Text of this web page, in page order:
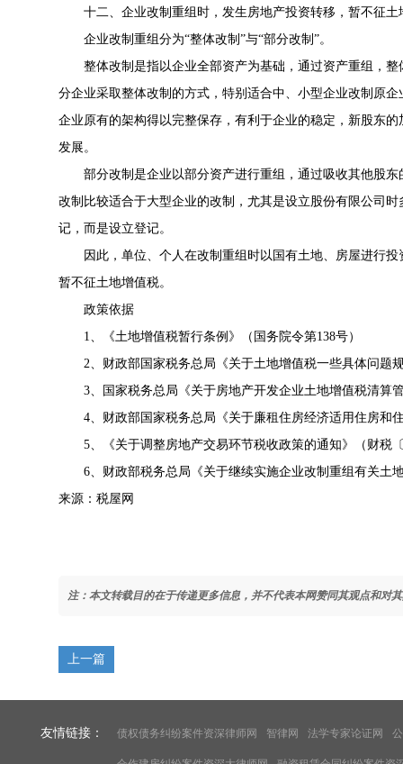
十二、企业改制重组时，发生房地产投资转移，暂不征土
企业改制重组分为“整体改制”与“部分改制”。
整体改制是指以企业全部资产为基础，通过资产重组，整
分企业采取整体改制的方式，特别适合中、小型企业改制原
企业原有的架构得以完整保存，有利于企业的稳定，新股东
发展。
部分改制是企业以部分资产进行重组，通过吸收其他股东
改制比较适合于大型企业的改制，尤其是设立股份有限公司
记，而是设立登记。
因此，单位、个人在改制重组时以国有土地、房屋进行投
暂不征土地增值税。
政策依据
1、《土地增值税暂行条例 》（ 国务院令第138号）
2、财政部国家税务总局《关于土地增值税一些具体问题
3、国家税务总局《关于房地产开发企业土地增值税清算
4、财政部国家税务总局《关于廉租住房经济适用住房和
5、《关于调整房地产交易环节税收政策的通知》（ 财税
6、财政部税务总局《关于继续实施企业改制重组有关土
来源：税屋网
注：本文转载目的在于传递更多信息，并不代表本网赞同其观点和对
上一篇
友情链接： 债权债务纠纷案件资深律师网 智律网 法学专家论证网